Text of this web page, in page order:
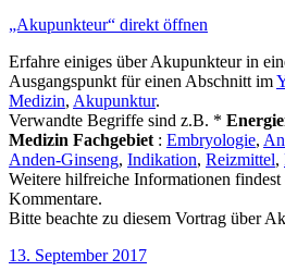
„Akupunkteur“ direkt öffnen
Erfahre einiges über Akupunkteur in
Ausgangspunkt für einen Abschnitt im
Medizin, Akupunktur.
Verwandte Begriffe sind z.B. *
Medizin Fachgebiet : Embryologie,
Anden-Ginseng, Indikation, Reizmittel,
Weitere hilfreiche Informationen
Kommentare.
Bitte beachte zu diesem Vortrag über
Veröffentlicht
13. September 2017